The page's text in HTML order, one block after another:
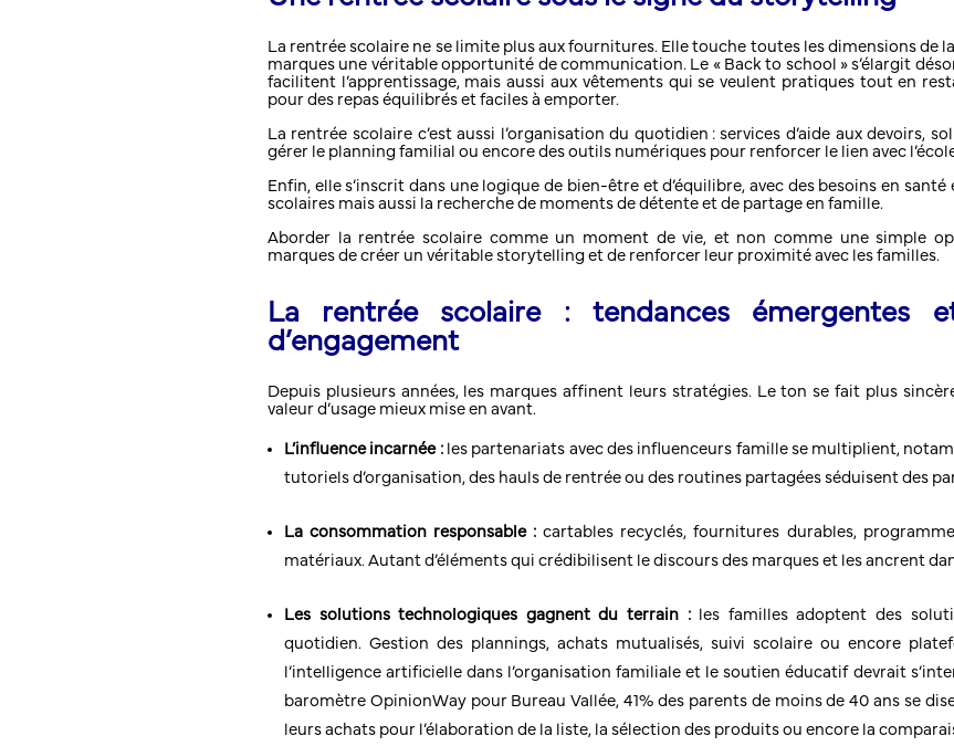
La rentrée scolaire ne se limite plus aux fournitures. Elle touche toutes les dimensions de
marques une véritable opportunité de communication. Le « Back to school » s’élargit
facilitent l’apprentissage, mais aussi aux vêtements qui se veulent pratiques tout en
pour des repas équilibrés et faciles à emporter.
La rentrée scolaire c’est aussi l’organisation du quotidien : services d’aide aux devoirs,
gérer le planning familial ou encore des outils numériques pour renforcer le lien avec
Enfin, elle s’inscrit dans une logique de bien-être et d’équilibre, avec des besoins en
scolaires mais aussi la recherche de moments de détente et de partage en famille.
Aborder la rentrée scolaire comme un moment de vie, et non comme une simple
marques de créer un véritable storytelling et de renforcer leur proximité avec les familles.
La rentrée scolaire : tendances émergentes
d’engagement
Depuis plusieurs années, les marques affinent leurs stratégies. Le ton se fait plus
valeur d’usage mieux mise en avant.
L’influence incarnée :les partenariats avec des influenceurs famille se multiplient,
tutoriels d’organisation, des hauls de rentrée ou des routines partagées séduisent des
La consommation responsable : cartables recyclés, fournitures durables,
matériaux. Autant d’éléments qui crédibilisent le discours des marques et les ancrent
Les solutions technologiques gagnent du terrain :les familles adoptent des
quotidien. Gestion des plannings, achats mutualisés, suivi scolaire ou encore
l’intelligence artificielle dans l’organisation familiale et le soutien éducatif devrait
baromètre OpinionWay pour Bureau Vallée, 41% des parents de moins de 40 ans se
leurs achats pour l’élaboration de la liste, la sélection des produits ou encore la